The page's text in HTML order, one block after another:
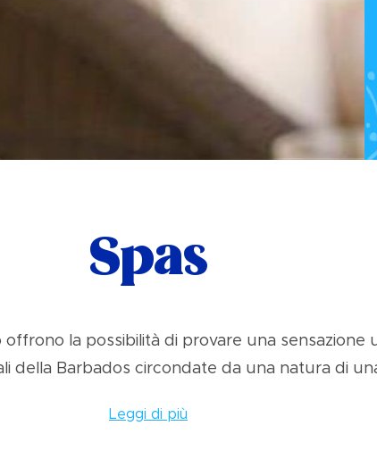
Spas
offrono la possibilità di provare una sensazione
della Barbados circondate da una natura di
Leggi di più